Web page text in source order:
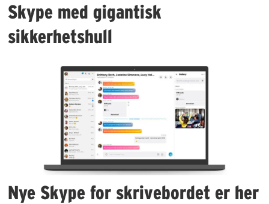
Skype med gigantisk
sikkerhetshull
Nye Skype for skrivebordet er her